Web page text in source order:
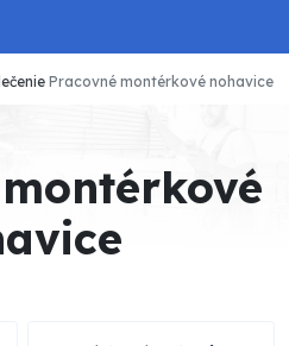
Pracovné montérkové nohavice